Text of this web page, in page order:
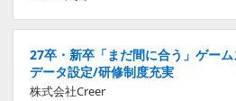
27卒・新卒「まだ間に合う」ゲー
データ設定/研修制度充実
株式会社Creer